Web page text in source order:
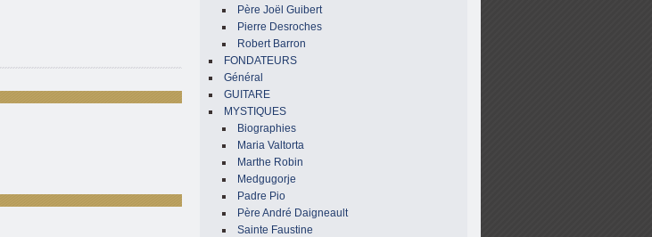
Père Joël Guibert
Pierre Desroches
Robert Barron
FONDATEURS
Général
GUITARE
MYSTIQUES
Biographies
Maria Valtorta
Marthe Robin
Medgugorje
Padre Pio
Père André Daigneault
Sainte Faustine